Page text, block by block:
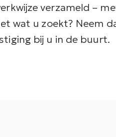
verzameld –
wat u zoekt? Neem
bij u in de buurt.